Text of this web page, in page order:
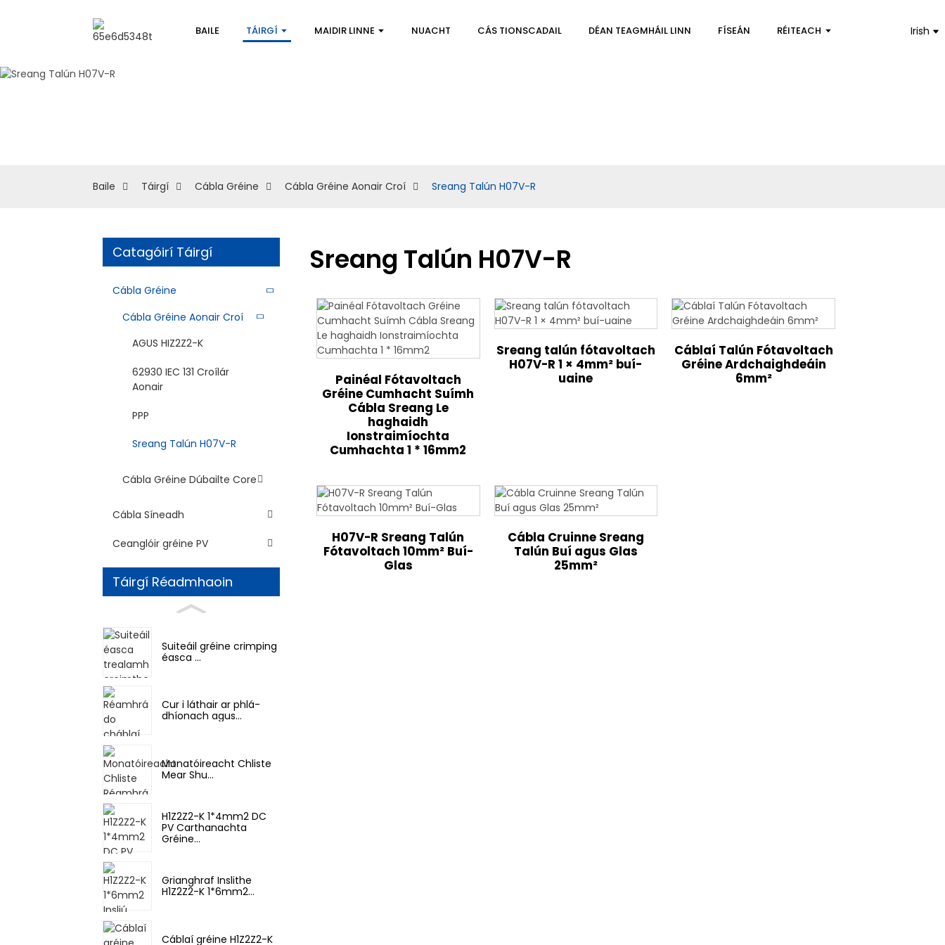
BAILE TÁIRGÍ MAIDIR LINNE NUACHT CÁS TIONSCADAIL DÉAN TEAGMHÁIL LINN FÍSEÁN RÉITEACH Irish
Baile Táirgí Cábla Gréine Cábla Gréine Aonair Croí Sreang Talún H07V-R
Catagóirí Táirgí
Cábla Gréine
Cábla Gréine Aonair Croí
AGUS HIZ2Z2-K
62930 IEC 131 Croílár
Aonair
PPP
Sreang Talún H07V-R
Cábla Gréine Dúbailte Core
Cábla Síneadh
Ceanglóir gréine PV
Táirgí Réadmhaoin
Suiteáil gréine crimping
éasca ...
Cur i láthair ar phlá-
dhíonach agus...
Monatóireacht Chliste
Mear Shu...
H1Z2Z2-K 1*4mm2 DC
PV Carthanachta
Gréine...
Grianghraf Inslithe
H1Z2Z2-K 1*6mm2...
Cáblaí gréine H1Z2Z2-K
Sreang Talún H07V-R
Painéal Fótavoltach
Gréine Cumhacht Suímh
Cábla Sreang Le
haghaidh
Ionstraimíochta
Cumhachta 1 * 16mm2
Sreang talún fótavoltach
H07V-R 1 × 4mm² buí-
uaine
Cáblaí Talún Fótavoltach
Gréine Ardchaighdeáin
6mm²
H07V-R Sreang Talún
Fótavoltach 10mm² Buí-
Glas
Cábla Cruinne Sreang
Talún Buí agus Glas
25mm²